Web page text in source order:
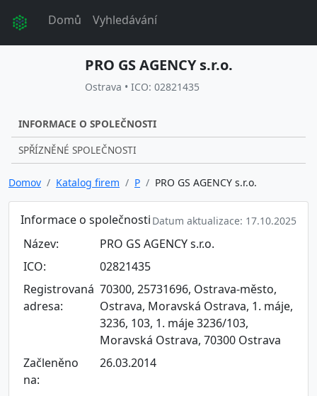
Domů Vyhledávání
PRO GS AGENCY s.r.o.
Ostrava • ICO: 02821435
INFORMACE O SPOLEČNOSTI
SPŘÍZNĚNÉ SPOLEČNOSTI
Domov Katalog firem P PRO GS AGENCY s.r.o.
Informace o společnosti Datum aktualizace: 17.10.2025
Název:
PRO GS AGENCY s.r.o.
ICO:
02821435
Registrovaná
adresa:
70300, 25731696, Ostrava-město,
Ostrava, Moravská Ostrava, 1. máje,
3236, 103, 1. máje 3236/103,
Moravská Ostrava, 70300 Ostrava
Začleněno
na:
26.03.2014